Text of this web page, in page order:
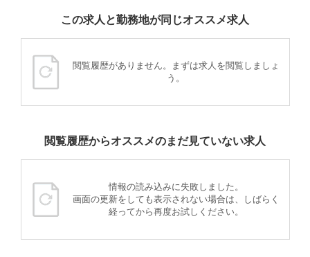
この求人と勤務地が同じオススメ求人
閲覧履歴がありません。まずは求人を閲覧しましょ
う。
閲覧履歴からオススメのまだ見ていない求人
情報の読み込みに失敗しました。
画面の更新をしても表示されない場合は、しばらく
経ってから再度お試しください。